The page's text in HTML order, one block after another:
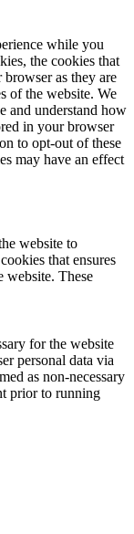
while you
the cookies that
browser as they are
of the website. We
and understand how
in your browser
to opt-out of these
may have an effect
website to
that ensures
website. These
for the website
personal data via
as non-necessary
prior to running